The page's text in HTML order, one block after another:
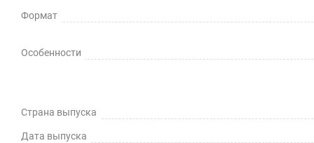
Формат
Особенности
Страна выпуска
Дата выпуска